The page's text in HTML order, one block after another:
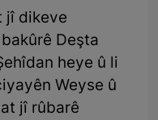
jî dikeve
Deşta
heye û li
Weyse û
jî rûbarê